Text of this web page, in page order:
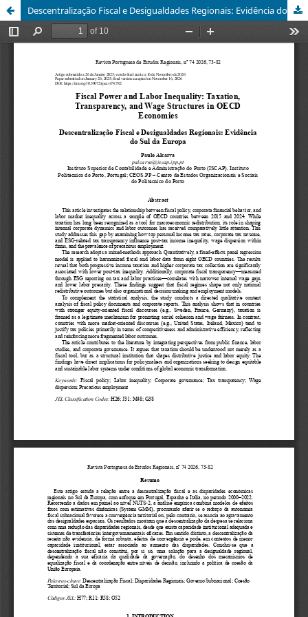
Descentralização Fiscal e Desigualdades Regionais: Evidência do Sul da Europa